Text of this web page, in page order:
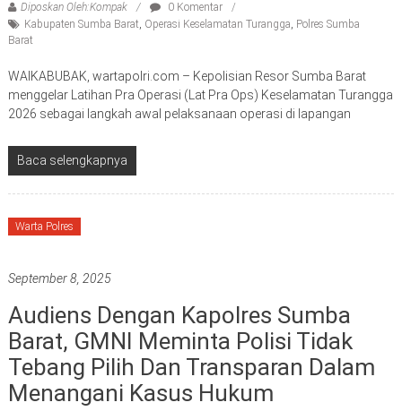
Diposkan Oleh:Kompak
0 Komentar
Kabupaten Sumba Barat, Operasi Keselamatan Turangga, Polres Sumba
Barat
WAIKABUBAK, wartapolri.com – Kepolisian Resor Sumba Barat
menggelar Latihan Pra Operasi (Lat Pra Ops) Keselamatan Turangga
2026 sebagai langkah awal pelaksanaan operasi di lapangan
Baca selengkapnya
Warta Polres
September 8, 2025
Audiens Dengan Kapolres Sumba
Barat, GMNI Meminta Polisi Tidak
Tebang Pilih Dan Transparan Dalam
Menangani Kasus Hukum